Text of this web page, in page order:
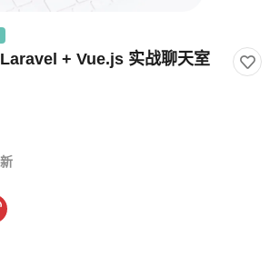
+ Vue.js 实战聊天室